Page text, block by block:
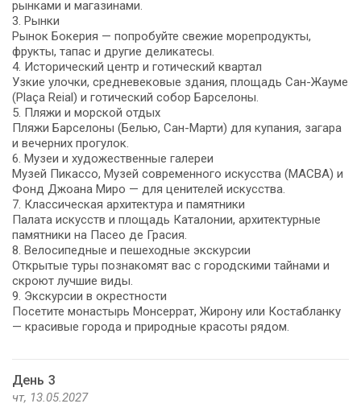
рынками и магазинами.
3. Рынки
Рынок Бокерия — попробуйте свежие морепродукты,
фрукты, тапас и другие деликатесы.
4. Исторический центр и готический квартал
Узкие улочки, средневековые здания, площадь Сан-Жауме
(Plaça Reial) и готический собор Барселоны.
5. Пляжи и морской отдых
Пляжи Барселоны (Белью, Сан-Марти) для купания, загара
и вечерних прогулок.
6. Музеи и художественные галереи
Музей Пикассо, Музей современного искусства (MACBA) и
Фонд Джоана Миро — для ценителей искусства.
7. Классическая архитектура и памятники
Палата искусств и площадь Каталонии, архитектурные
памятники на Пасео де Грасия.
8. Велосипедные и пешеходные экскурсии
Открытые туры познакомят вас с городскими тайнами и
скроют лучшие виды.
9. Экскурсии в окрестности
Посетите монастырь Монсеррат, Жирону или Костабланку
— красивые города и природные красоты рядом.
День 3
чт, 13.05.2027